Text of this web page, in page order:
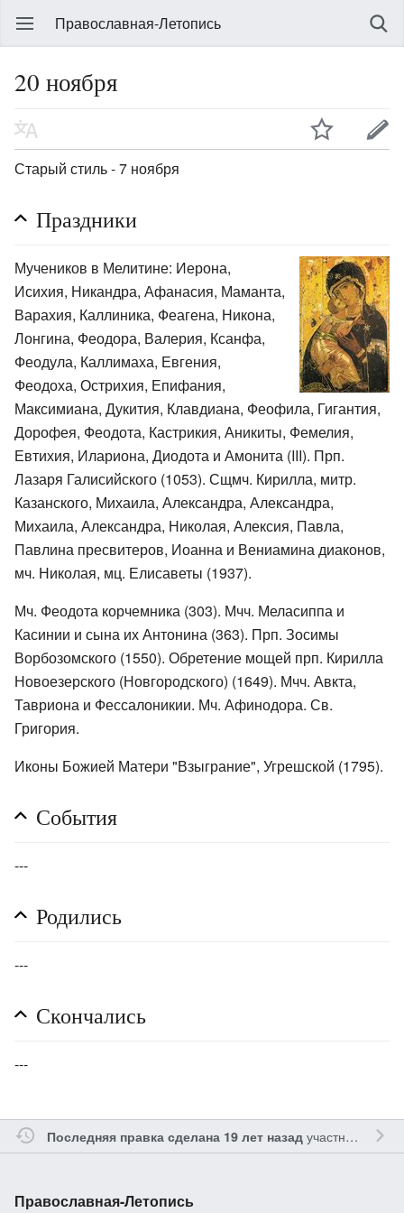
Православная-Летопись
20 ноября
Старый стиль - 7 ноября
Праздники
Мучеников в Мелитине: Иерона,
Исихия, Никандра, Афанасия, Маманта,
Варахия, Каллиника, Феагена, Никона,
Лонгина, Феодора, Валерия, Ксанфа,
Феодула, Каллимаха, Евгения,
Феодоха, Острихия, Епифания,
Максимиана, Дукития, Клавдиана, Феофила, Гигантия,
Дорофея, Феодота, Кастрикия, Аникиты, Фемелия,
Евтихия, Илариона, Диодота и Амонита (III). Прп.
Лазаря Галисийского (1053). Сщмч. Кирилла, митр.
Казанского, Михаила, Александра, Александра,
Михаила, Александра, Николая, Алексия, Павла,
Павлина пресвитеров, Иоанна и Вениамина диаконов,
мч. Николая, мц. Елисаветы (1937).
Мч. Феодота корчемника (303). Мчч. Меласиппа и
Касинии и сына их Антонина (363). Прп. Зосимы
Ворбозомского (1550). Обретение мощей прп. Кирилла
Новоезерского (Новгородского) (1649). Мчч. Авкта,
Тавриона и Фессалоникии. Мч. Афинодора. Св.
Григория.
Иконы Божией Матери "Взыграние", Угрешской (1795).
События
---
Родились
---
Скончались
---
Последняя правка сделана 19 лет назадучастником Gleb
Православная-Летопись